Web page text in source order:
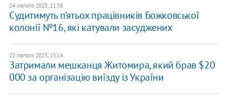
24 лютого 2025, 11:38
Судитимуть п’ятьох працівників Божковської
колонії №16, які катували засуджених
22 лютого 2025, 15:14
​Затримали мешканця Житомира, який брав $20
000 за організацію виїзду із України